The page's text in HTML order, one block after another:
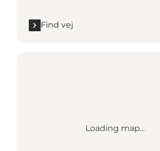
Find vej
Loading map...